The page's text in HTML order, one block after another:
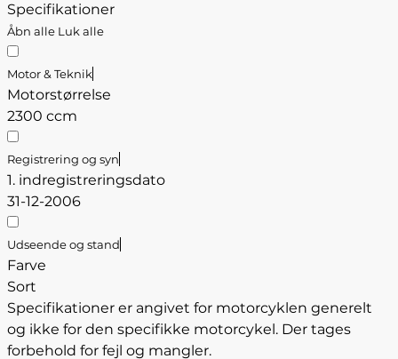
Specifikationer
Åbn alle Luk alle
Motor & Teknik
Motorstørrelse
2300 ccm
Registrering og syn
1. indregistreringsdato
31-12-2006
Udseende og stand
Farve
Sort
Specifikationer er angivet for motorcyklen generelt
og ikke for den specifikke motorcykel. Der tages
forbehold for fejl og mangler.